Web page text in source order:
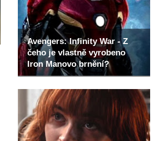
Avengers: Infinity War - Z
čeho je vlastně vyrobeno
Iron Manovo brnění?